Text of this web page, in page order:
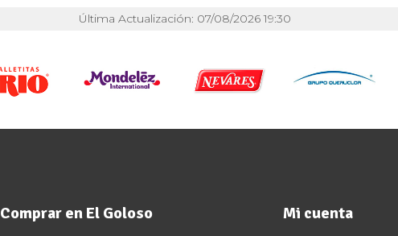
Última Actualización: 07/08/2026 19:30
Comprar en El Goloso Mi cuenta